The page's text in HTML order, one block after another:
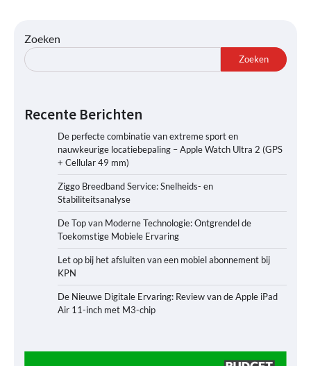
Zoeken
Zoeken
Recente Berichten
De perfecte combinatie van extreme sport en
nauwkeurige locatiebepaling – Apple Watch Ultra 2 (GPS
+ Cellular 49 mm)
Ziggo Breedband Service: Snelheids- en
Stabiliteitsanalyse
De Top van Moderne Technologie: Ontgrendel de
Toekomstige Mobiele Ervaring
Let op bij het afsluiten van een mobiel abonnement bij
KPN
De Nieuwe Digitale Ervaring: Review van de Apple iPad
Air 11-inch met M3-chip